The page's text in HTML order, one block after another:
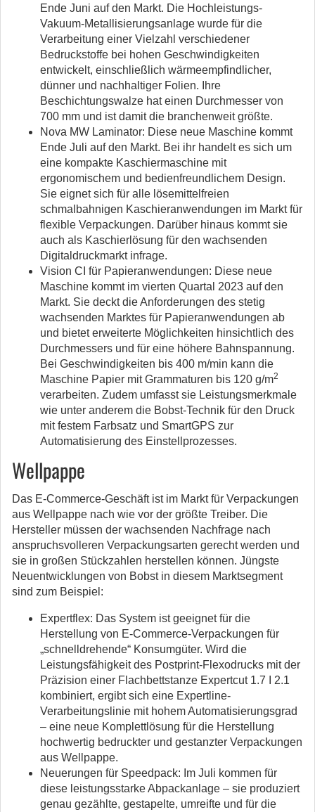
Ende Juni auf den Markt. Die Hochleistungs-
Vakuum-Metallisierungsanlage wurde für die
Verarbeitung einer Vielzahl verschiedener
Bedruckstoffe bei hohen Geschwindigkeiten
entwickelt, einschließlich wärmeempfindlicher,
dünner und nachhaltiger Folien. Ihre
Beschichtungswalze hat einen Durchmesser von
700 mm und ist damit die branchenweit größte.
Nova MW Laminator: Diese neue Maschine kommt
Ende Juli auf den Markt. Bei ihr handelt es sich um
eine kompakte Kaschiermaschine mit
ergonomischem und bedienfreundlichem Design.
Sie eignet sich für alle lösemittelfreien
schmalbahnigen Kaschieranwendungen im Markt für
flexible Verpackungen. Darüber hinaus kommt sie
auch als Kaschierlösung für den wachsenden
Digitaldruckmarkt infrage.
Vision CI für Papieranwendungen: Diese neue
Maschine kommt im vierten Quartal 2023 auf den
Markt. Sie deckt die Anforderungen des stetig
wachsenden Marktes für Papieranwendungen ab
und bietet erweiterte Möglichkeiten hinsichtlich des
Durchmessers und für eine höhere Bahnspannung.
Bei Geschwindigkeiten bis 400 m/min kann die
Maschine Papier mit Grammaturen bis 120 g/m2
verarbeiten. Zudem umfasst sie Leistungsmerkmale
wie unter anderem die Bobst-Technik für den Druck
mit festem Farbsatz und SmartGPS zur
Automatisierung des Einstellprozesses.
Wellpappe
Das E-Commerce-Geschäft ist im Markt für Verpackungen
aus Wellpappe nach wie vor der größte Treiber. Die
Hersteller müssen der wachsenden Nachfrage nach
anspruchsvolleren Verpackungsarten gerecht werden und
sie in großen Stückzahlen herstellen können. Jüngste
Neuentwicklungen von Bobst in diesem Marktsegment
sind zum Beispiel:
Expertflex: Das System ist geeignet für die
Herstellung von E-Commerce-Verpackungen für
„schnelldrehende“ Konsumgüter. Wird die
Leistungsfähigkeit des Postprint-Flexodrucks mit der
Präzision einer Flachbettstanze Expertcut 1.7 I 2.1
kombiniert, ergibt sich eine Expertline-
Verarbeitungslinie mit hohem Automatisierungsgrad
– eine neue Komplettlösung für die Herstellung
hochwertig bedruckter und gestanzter Verpackungen
aus Wellpappe.
Neuerungen für Speedpack: Im Juli kommen für
diese leistungsstarke Abpackanlage – sie produziert
genau gezählte, gestapelte, umreifte und für die